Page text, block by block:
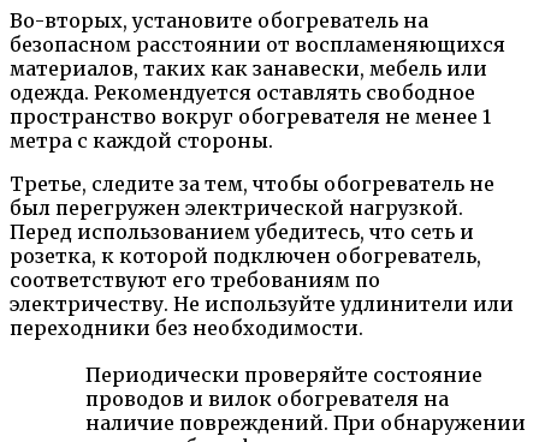
Во-вторых, установите обогреватель на
безопасном расстоянии от воспламеняющихся
материалов, таких как занавески, мебель или
одежда. Рекомендуется оставлять свободное
пространство вокруг обогревателя не менее 1
метра с каждой стороны.
Третье, следите за тем, чтобы обогреватель не
был перегружен электрической нагрузкой.
Перед использованием убедитесь, что сеть и
розетка, к которой подключен обогреватель,
соответствуют его требованиям по
электричеству. Не используйте удлинители или
переходники без необходимости.
Периодически проверяйте состояние
проводов и вилок обогревателя на
наличие повреждений. При обнаружении